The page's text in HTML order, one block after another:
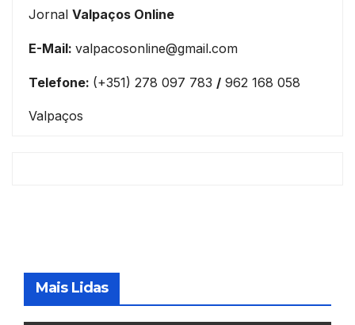
Jornal Valpaços Online
E-Mail: valpacosonline@gmail.com
Telefone: (+351) 278 097 783 / 962 168 058
Valpaços
Mais Lidas